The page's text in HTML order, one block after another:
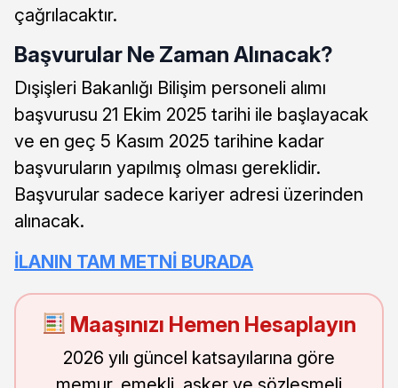
çağrılacaktır.
Başvurular Ne Zaman Alınacak?
Dışişleri Bakanlığı Bilişim personeli alımı
başvurusu 21 Ekim 2025 tarihi ile başlayacak
ve en geç 5 Kasım 2025 tarihine kadar
başvuruların yapılmış olması gereklidir.
Başvurular sadece kariyer adresi üzerinden
alınacak.
İLANIN TAM METNİ BURADA
Maaşınızı Hemen Hesaplayın
2026 yılı güncel katsayılarına göre